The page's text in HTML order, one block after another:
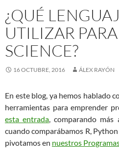
¿QUÉ
UTILIZAR
SCIENCE?
16 OCTUBRE, 2016 ÁLEX RAYÓN
En este blog, ya hemos hablado
herramientas para emprender
esta entrada, comparando más
cuando comparábamos R,
pivotamos en nuestros